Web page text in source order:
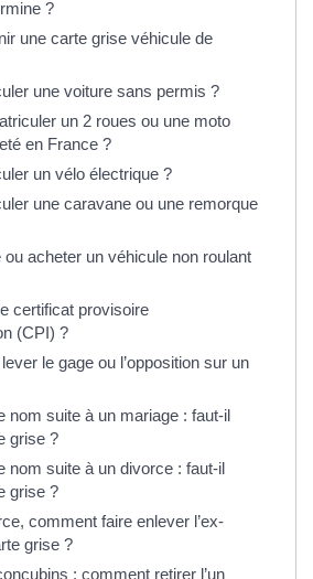
?
une carte grise véhicule de
une voiture sans permis ?
un 2 roues ou une moto
en France ?
un vélo électrique ?
une caravane ou une remorque
ou acheter un véhicule non roulant
certificat provisoire
(CPI) ?
le gage ou l’opposition sur un
nom suite à un mariage : faut-il
grise ?
nom suite à un divorce : faut-il
grise ?
comment faire enlever l’ex-
grise ?
: comment retirer l’un